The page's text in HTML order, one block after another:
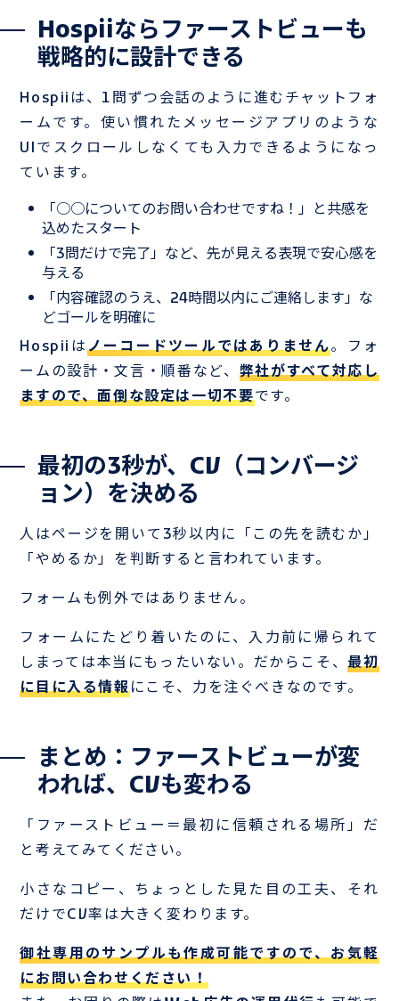
Hospiiならファーストビューも
戦略的に設計できる
Hospiiは、1問ずつ会話のように進むチャットフォ
ームです。使い慣れたメッセージアプリのような
UIでスクロールしなくても入力できるようになっ
ています。
「○○についてのお問い合わせですね！」と共感を
込めたスタート
「3問だけで完了」など、先が見える表現で安心感を
与える
「内容確認のうえ、24時間以内にご連絡します」な
どゴールを明確に
Hospiiはノーコードツールではありません。フォ
ームの設計・文言・順番など、 弊社がすべて対応し
ますので、面倒な設定は一切不要です。
最初の3秒が、CV（コンバージ
ョン）を決める
人はページを開いて3秒以内に「この先を読むか」
「やめるか」を判断すると言われています。
フォームも例外ではありません。
フォームにたどり着いたのに、入力前に帰られて
しまっては本当にもったいない。だからこそ、最初
に目に入る情報にこそ、力を注ぐべきなのです。
まとめ：ファーストビューが変
われば、CVも変わる
「ファーストビュー＝最初に信頼される場所」だ
と考えてみてください。
小さなコピー、ちょっとした見た目の工夫、それ
だけでCV率は大きく変わります。
御社専用のサンプルも作成可能ですので、お気軽
にお問い合わせください！